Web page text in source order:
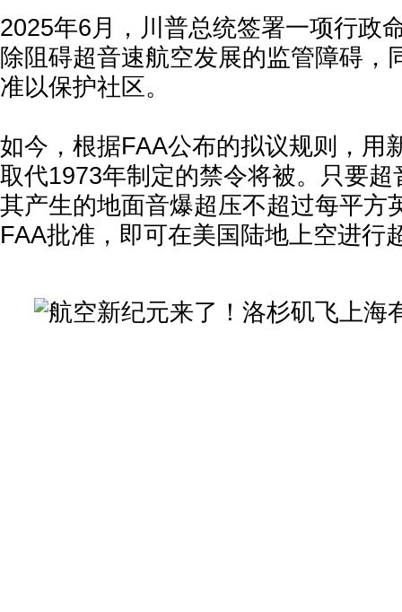
2025年6月，川普总统签署一项行政
除阻碍超音速航空发展的监管障碍，
准以保护社区。
如今，根据FAA公布的拟议规则，用
取代1973年制定的禁令将被。只要
其产生的地面音爆超压不超过每平方
FAA批准，即可在美国陆地上空进行